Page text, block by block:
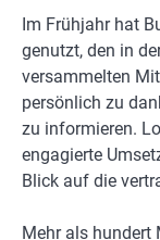
Im Frühjahr hat
genutzt, den in
versammelten
persönlich zu
zu informieren.
engagierte
Blick auf die
Mehr als hundert